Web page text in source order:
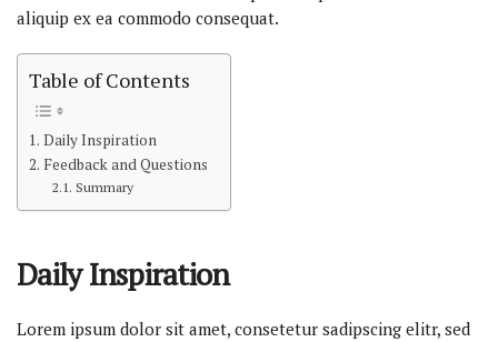
aliquip ex ea commodo consequat.
Table of Contents
Daily Inspiration
Feedback and Questions
Summary
Daily Inspiration
Lorem ipsum dolor sit amet, consetetur sadipscing elitr, sed